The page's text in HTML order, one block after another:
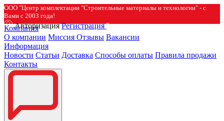
ООО "Центр комплектации "Строительные материалы и технологии" - с
Вами с 2003 года!
Авторизация Регистрация
Компания
О компании Миссия Отзывы Вакансии
Информация
Новости Статьи Доставка Способы оплаты Правила продажи
Контакты